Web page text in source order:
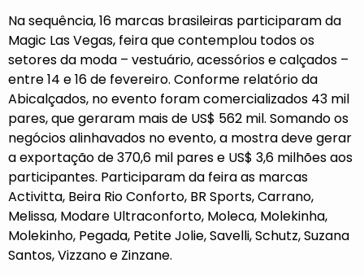
Na sequência, 16 marcas brasileiras participaram da
Magic Las Vegas, feira que contemplou todos os
setores da moda – vestuário, acessórios e calçados –
entre 14 e 16 de fevereiro. Conforme relatório da
Abicalçados, no evento foram comercializados 43 mil
pares, que geraram mais de US$ 562 mil. Somando os
negócios alinhavados no evento, a mostra deve gerar
a exportação de 370,6 mil pares e US$ 3,6 milhões aos
participantes. Participaram da feira as marcas
Activitta, Beira Rio Conforto, BR Sports, Carrano,
Melissa, Modare Ultraconforto, Moleca, Molekinha,
Molekinho, Pegada, Petite Jolie, Savelli, Schutz, Suzana
Santos, Vizzano e Zinzane.